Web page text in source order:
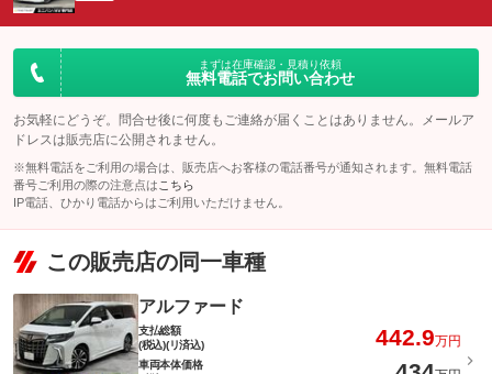
まずは在庫確認・見積り依頼
無料電話でお問い合わせ
お気軽にどうぞ。問合せ後に何度もご連絡が届くことはありません。メールア
ドレスは販売店に公開されません。
※無料電話をご利用の場合は、販売店へお客様の電話番号が通知されます。無料電話
番号ご利用の際の注意点は こちら
IP電話、ひかり電話からはご利用いただけません。
この販売店の同一車種
アルファード
支払総額
(税込)(リ済込)
442.9万円
車両本体価格